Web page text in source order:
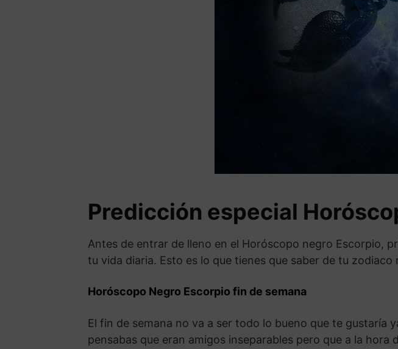
Predicción especial
Antes de entrar de lleno en el Horóscopo negro Escorpio,
tu vida diaria. Esto es lo que tienes que saber de tu
Horóscopo Negro Escorpio fin de semana
El fin de semana no va a ser todo lo bueno que te gustaría
pensabas que eran amigos inseparables pero que a la